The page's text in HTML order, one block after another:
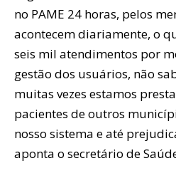
no PAME 24 horas, pelos
acontecem diariamente, o
seis mil atendimentos por
gestão dos usuários, não
muitas vezes estamos
pacientes de outros
nosso sistema e até
aponta o secretário de